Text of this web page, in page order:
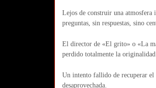
Lejos de construir una atmosfera
preguntas, sin respuestas, sino
El director de «El grito» o «La
perdido totalmente la originalidad
Un intento fallido de recuperar el
desaprovechada.